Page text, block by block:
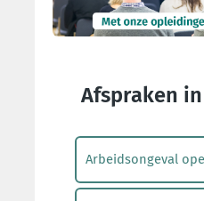
Afspraken
Arbeidsongeval